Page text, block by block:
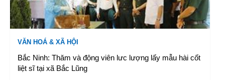
VĂN HOÁ & XÃ HỘI
Bắc Ninh: Thăm và động viên lưc lượng lấy mẫu hài cốt
liệt sĩ tại xã Bắc Lũng